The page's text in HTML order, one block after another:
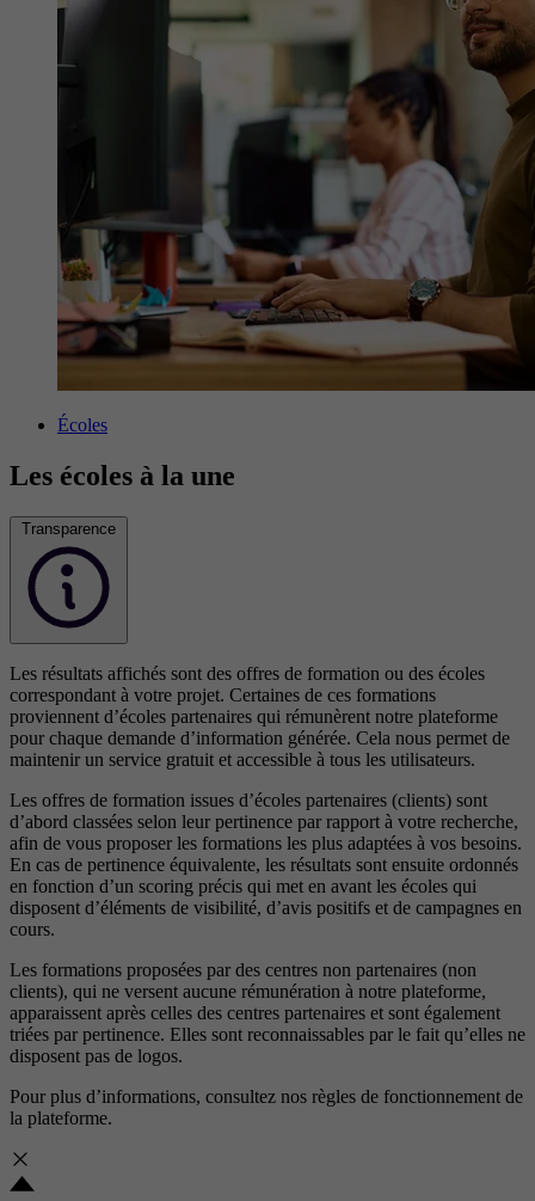
Écoles
Les écoles à la une
Transparence
Les résultats affichés sont des offres de formation ou des écoles
correspondant à votre projet. Certaines de ces formations
proviennent d’écoles partenaires qui rémunèrent notre plateforme
pour chaque demande d’information générée. Cela nous permet de
maintenir un service gratuit et accessible à tous les utilisateurs.
Les offres de formation issues d’écoles partenaires (clients) sont
d’abord classées selon leur pertinence par rapport à votre recherche,
afin de vous proposer les formations les plus adaptées à vos besoins.
En cas de pertinence équivalente, les résultats sont ensuite ordonnés
en fonction d’un scoring précis qui met en avant les écoles qui
disposent d’éléments de visibilité, d’avis positifs et de campagnes en
cours.
Les formations proposées par des centres non partenaires (non
clients), qui ne versent aucune rémunération à notre plateforme,
apparaissent après celles des centres partenaires et sont également
triées par pertinence. Elles sont reconnaissables par le fait qu’elles ne
disposent pas de logos.
Pour plus d’informations, consultez nos règles de fonctionnement de
la plateforme.